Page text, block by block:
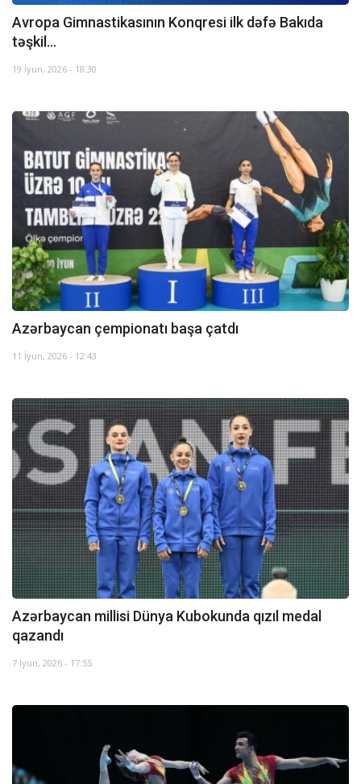
Avropa Gimnastikasının Konqresi ilk dəfə Bakıda
təşkil...
19 İyun, 2026 - 18:30
Azərbaycan çempionatı başa çatdı
11 İyun, 2026 - 12:43
Azərbaycan millisi Dünya Kubokunda qızıl medal
qazandı
7 İyun, 2026 - 17:55